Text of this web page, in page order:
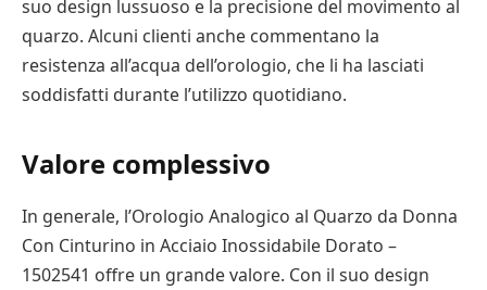
suo design lussuoso e la precisione del movimento al
quarzo. Alcuni clienti anche commentano la
resistenza all’acqua dell’orologio, che li ha lasciati
soddisfatti durante l’utilizzo quotidiano.
Valore complessivo
In generale, l’Orologio Analogico al Quarzo da Donna
Con Cinturino in Acciaio Inossidabile Dorato –
1502541 offre un grande valore. Con il suo design